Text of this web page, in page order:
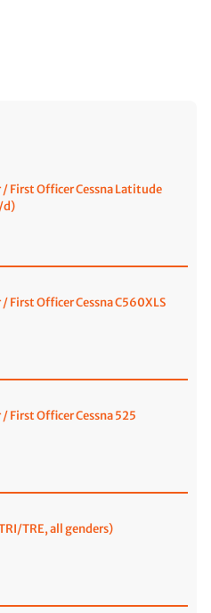
First Officer Cessna Latitude
d)
First Officer Cessna C560XLS
First Officer Cessna 525
TRE, all genders)